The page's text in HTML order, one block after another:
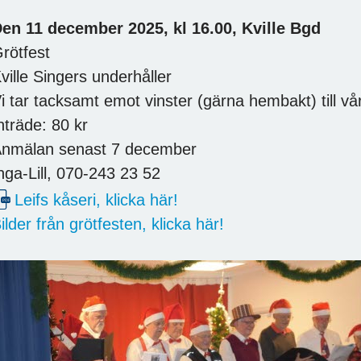
11 december 2025, kl 16.00, Kville Bgd
Singers underhåller
tar tacksamt emot vinster (gärna hembakt) till
80 kr
senast 7 december
Lill, 070-243 23 52
Leifs kåseri, klicka här!
från grötfesten, klicka här!